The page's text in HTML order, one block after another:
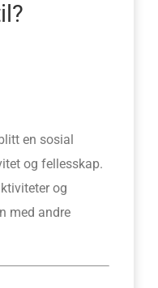
en sosial
og fellesskap.
og
med andre